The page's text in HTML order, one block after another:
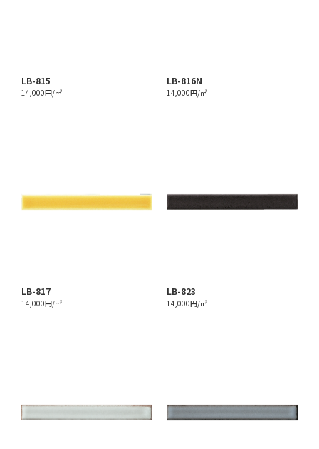
LB-815
14,000円/㎡
LB-816N
14,000円/㎡
LB-817
14,000円/㎡
LB-823
14,000円/㎡